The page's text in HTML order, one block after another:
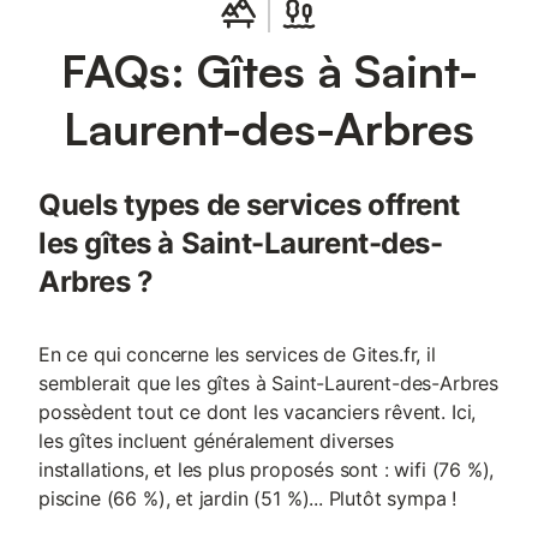
avec cabine de douche et WC. Et en mezzanine au dessus de la
chambre avec bureau, une autre chambre avec 3 couchages (
un lit superposé avec un lit deux personnes et un lit une
personne) Sur la terrasse : tables, chaises et transats Le linge
Une excellente réception 4G permet une bonne connexion à
est rendu sans dégradation. Saint Laurent des Arbres est
entouré de vignobles est situé à 15km d’Avignon
FAQs: Gîtes à Saint-
Laurent-des-Arbres
Quels types de services offrent
les gîtes à Saint-Laurent-des-
Arbres ?
En ce qui concerne les services de Gites.fr, il
semblerait que les gîtes à Saint-Laurent-des-Arbres
possèdent tout ce dont les vacanciers rêvent. Ici,
les gîtes incluent généralement diverses
installations, et les plus proposés sont : wifi (76 %),
piscine (66 %), et jardin (51 %)... Plutôt sympa !